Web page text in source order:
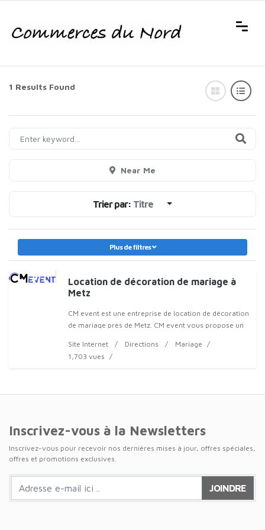
1 Results Found
Near Me
Trier par: Titre
Plus de filtres
Location de décoration de mariage à
Metz
CM event est une entreprise de location de décoration
de mariage près de Metz. CM event vous propose un
événements. Qu’il s’agisse d’évènemen
Site Internet Directions
Mariage
1,703 vues
Inscrivez-vous à la Newsletters
Inscrivez-vous pour recevoir nos dernières mises à jour, offres spéciales,
offres et promotions exclusives.
JOINDRE